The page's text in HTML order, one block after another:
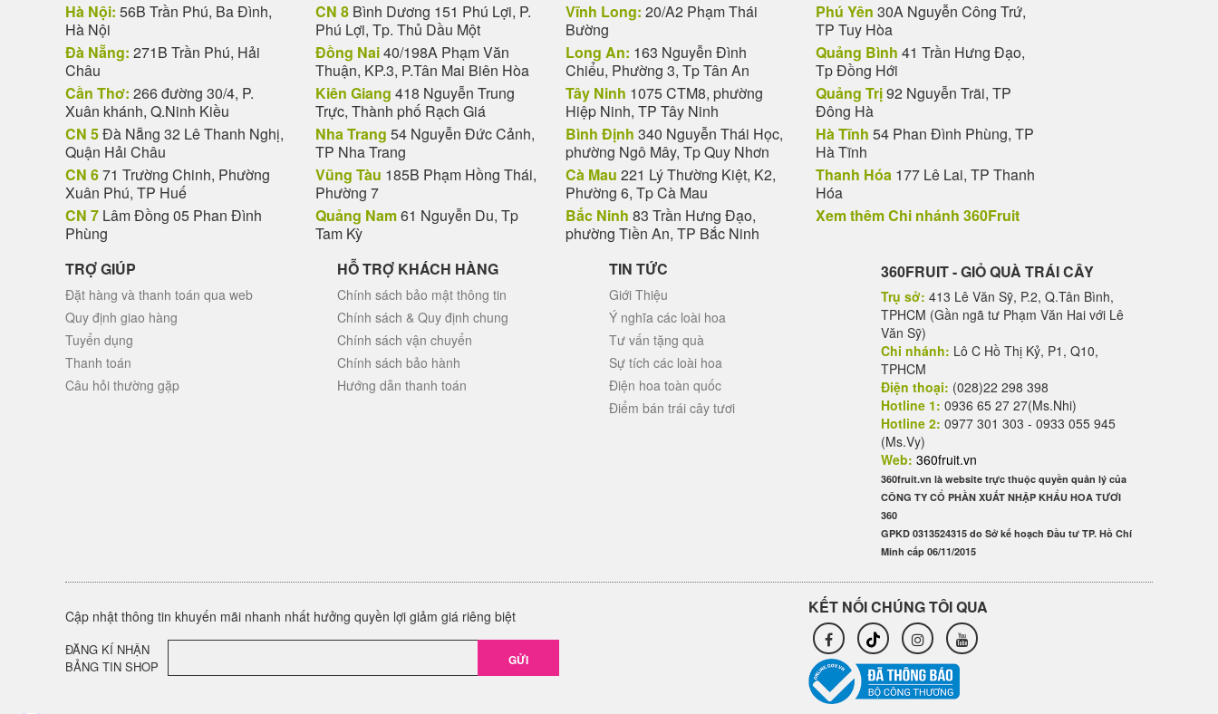
Hà Nội: 56B Trần Phú, Ba Đình,
Hà Nội
Đà Nẵng: 271B Trần Phú, Hải
Châu
Cần Thơ: 266 đường 30/4, P.
Xuân khánh, Q.Ninh Kiều
CN 5Đà Nẵng 32 Lê Thanh Nghị,
Quận Hải Châu
CN 671 Trường Chinh, Phường
Xuân Phú, TP Huế
CN 7 Lâm Đồng 05 Phan Đình
Phùng
CN 8 Bình Dương 151 Phú Lợi, P.
Phú Lợi, Tp. Thủ Dầu Một
Đồng Nai40/198A Phạm Văn
Thuận, KP.3, P.Tân Mai Biên Hòa
Kiên Giang 418 Nguyễn Trung
Trực, Thành phố Rạch Giá
Nha Trang 54 Nguyễn Đức Cảnh,
TP Nha Trang
Vũng Tàu 185B Phạm Hồng Thái,
Phường 7
Quảng Nam61 Nguyễn Du, Tp
Tam Kỳ
Vĩnh Long: 20/A2 Phạm Thái
Bường
Long An: 163 Nguyễn Đình
Chiểu, Phường 3, Tp Tân An
Tây Ninh 1075 CTM8, phường
Hiệp Ninh, TP Tây Ninh
Bình Định 340 Nguyễn Thái Học,
phường Ngô Mây, Tp Quy Nhơn
Cà Mau 221 Lý Thường Kiệt, K2,
Phường 6, Tp Cà Mau
Bắc Ninh 83 Trần Hưng Đạo,
phường Tiền An, TP Bắc Ninh
Phú Yên 30A Nguyễn Công Trứ,
TP Tuy Hòa
Quảng Bình 41 Trần Hưng Đạo,
Tp Đồng Hới
Quảng Trị92 Nguyễn Trãi, TP
Đông Hà
Hà Tĩnh 54 Phan Đình Phùng, TP
Hà Tĩnh
Thanh Hóa 177 Lê Lai, TP Thanh
Hóa
Xem thêm Chi nhánh 360Fruit
TRỢ GIÚP
Đặt hàng và thanh toán qua web
Quy định giao hàng
Tuyển dụng
Thanh toán
Câu hỏi thường gặp
HỖ TRỢ KHÁCH HÀNG
Chính sách bảo mật thông tin
Chính sách & Quy định chung
Chính sách vận chuyển
Chính sách bảo hành
Hướng dẫn thanh toán
TIN TỨC
Giới Thiệu
Ý nghĩa các loài hoa
Tư vấn tặng quà
Sự tích các loài hoa
Điện hoa toàn quốc
Điểm bán trái cây tươi
360FRUIT - GIỎ QUÀ TRÁI CÂY
Trụ sở: 413 Lê Văn Sỹ, P.2, Q.Tân Bình,
TPHCM (Gần ngã tư Phạm Văn Hai với Lê
Văn Sỹ)
Chi nhánh: Lô C Hồ Thị Kỷ, P1, Q10,
TPHCM
Điện thoại: (028)22 298 398
Hotline 1: 0936 65 27 27(Ms.Nhi)
Hotline 2: 0977 301 303 - 0933 055 945
(Ms.Vy)
Web: 360fruit.vn
360fruit.vn là website trực thuộc quyền quản lý của
CÔNG TY CỔ PHẦN XUẤT NHẬP KHẨU HOA TƯƠI
360
GPKD 0313524315 do Sở kế hoạch Đầu tư TP. Hồ Chí
Minh cấp 06/11/2015
Cập nhật thông tin khuyến mãi nhanh nhất hưởng quyền lợi giảm giá riêng biệt
ĐĂNG KÍ NHẬN
BẢNG TIN SHOP
GỬI
KẾT NỐI CHÚNG TÔI QUA